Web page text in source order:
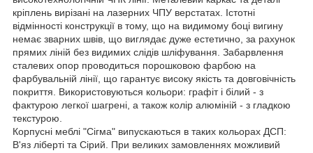
кріплень вирізані на лазерних ЧПУ верстатах. Істотні
відмінності конструкції в тому, що на видимому боці вигину
немає зварних швів, що виглядає дуже естетично, за рахунок
прямих ліній без видимих слідів шліфування. Забарвлення
сталевих опор проводиться порошковою фарбою на
фарбувальній лінії, що гарантує високу якість та довговічність
покриття. Використовуються кольори: графіт і білий - з
фактурою легкої шагрені, а також колір алюміній - з гладкою
текстурою.
Корпусні меблі "Сігма" випускаються в таких кольорах ДСП:
В'яз ліберті та Сірий. При великих замовленнях можливий